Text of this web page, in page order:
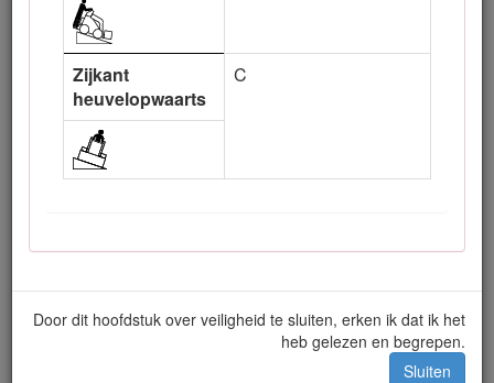
Zijkant
heuvelopwaarts
C
Door dit hoofdstuk over veiligheid te sluiten, erken ik dat ik het
heb gelezen en begrepen.
Sluiten
Stabiliteitswaarden
Om te bepalen wat de hellingshoek is die u kunt nemen
terwijl het werktuig op een tractie-eenheid gemonteerd
is, zoekt u de stabiliteits­waarde voor de hellingshoek die
deGebruikers­handleidingvan de tractie-eenheid.
Als u de maximale aanbevolen hellingshoek
overschrijdt, kan de tractie-eenheid kantelen en u